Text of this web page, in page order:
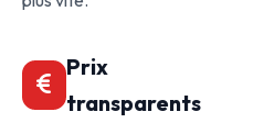
Prix
transparents